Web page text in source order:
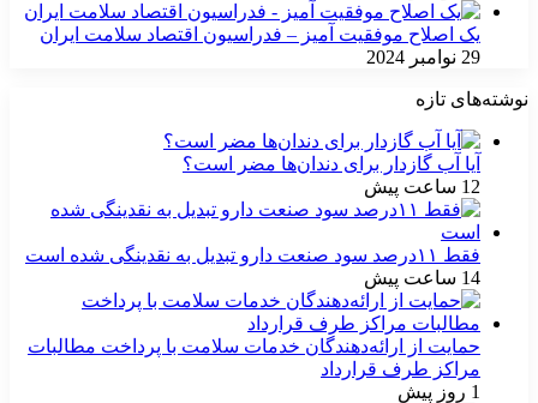
یک اصلاح موفقیت آمیز – فدراسیون اقتصاد سلامت ایران
29 نوامبر 2024
نوشته‌های تازه
آیا آب گازدار برای دندان‌ها مضر است؟
12 ساعت پیش
فقط ۱۱‌درصد سود صنعت دارو تبدیل به نقدینگی شده است
14 ساعت پیش
حمایت از ارائه‌دهندگان خدمات سلامت با پرداخت مطالبات
مراکز طرف قرارداد
1 روز پیش